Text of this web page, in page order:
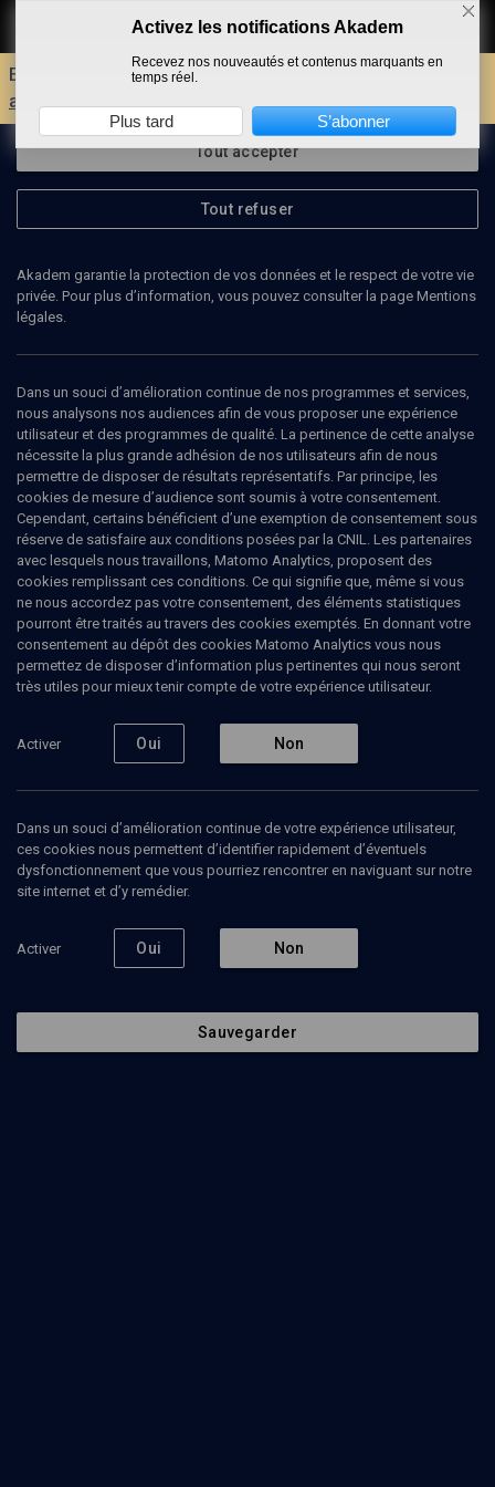
Faire un don
Envie d'encore plus d'AKADEM ?
Découvrez les
avantages d'un compte !
analyste politique
Michel Fayad est analyste politique et spécialiste en géopolitique,
notamment concernant le Liban.
Ajouter Partager J’aime
Tous 1 Vidéos 1
Destin oublié des
RENCONTRE
Tout accepter
Tout refuser
Akadem garantie la protection de vos données et le respect de votre vie
privée. Pour plus d’information, vous pouvez consulter la page Mentions
légales.
Dans un souci d’amélioration continue de nos programmes et services,
nous analysons nos audiences afin de vous proposer une expérience
utilisateur et des programmes de qualité. La pertinence de cette analyse
nécessite la plus grande adhésion de nos utilisateurs afin de nous
permettre de disposer de résultats représentatifs. Par principe, les
cookies de mesure d’audience sont soumis à votre consentement.
Cependant, certains bénéficient d’une exemption de consentement sous
réserve de satisfaire aux conditions posées par la CNIL. Les partenaires
avec lesquels nous travaillons, Matomo Analytics, proposent des
cookies remplissant ces conditions. Ce qui signifie que, même si vous
ne nous accordez pas votre consentement, des éléments statistiques
pourront être traités au travers des cookies exemptés. En donnant votre
consentement au dépôt des cookies Matomo Analytics vous nous
permettez de disposer d’information plus pertinentes qui nous seront
très utiles pour mieux tenir compte de votre expérience utilisateur.
Activer Oui Non
Dans un souci d’amélioration continue de votre expérience utilisateur,
ces cookies nous permettent d’identifier rapidement d’éventuels
dysfonctionnement que vous pourriez rencontrer en naviguant sur notre
site internet et d’y remédier.
Activer Oui Non
Sauvegarder
Activez les notifications Akadem
Recevez nos nouveautés et contenus marquants en
temps réel.
Plus tard S’abonner